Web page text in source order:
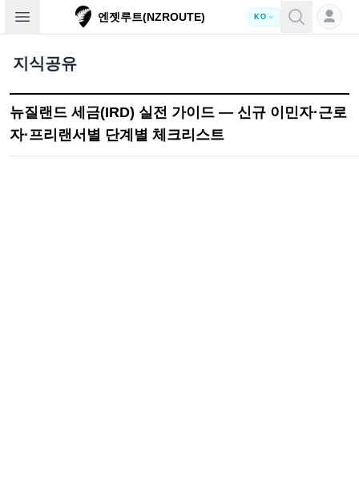
Open sidebar 엔젯루트(NZROUTE) KO
지식공유
뉴질랜드 세금(IRD) 실전 가이드 — 신규 이민자·근로
자·프리랜서별 단계별 체크리스트